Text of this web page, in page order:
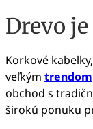
Drevo
Korkové
veľkým trendom
obchod s
širokú ponuku